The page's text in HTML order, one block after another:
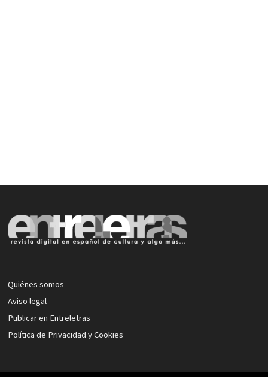
Quiénes somos
Aviso legal
Publicar en Entreletras
Política de Privacidad y Cookies